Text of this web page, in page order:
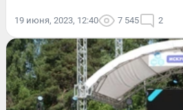
19 июня, 2023, 12:40 7 545 2